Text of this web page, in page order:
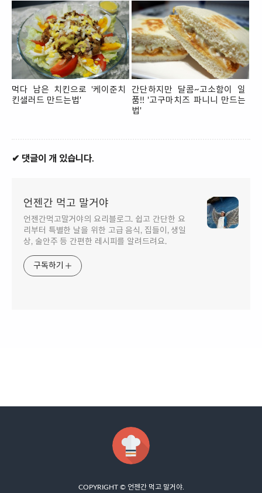
먹다 남은 치킨으로 '케이준치
킨샐러드 만드는법'
간단하지만 달콤~고소함이 일
품!! '고구마치즈 파니니 만드는
법'
✔ 댓글이 개 있습니다.
언젠간 먹고 말거야
언젠간먹고말거야의 요리블로그. 쉽고 간단한 요
리부터 특별한 날을 위한 고급 음식, 집들이, 생일
상, 술안주 등 간편한 레시피를 알려드려요.
구독하기
COPYRIGHT © 언젠간 먹고 말거야.